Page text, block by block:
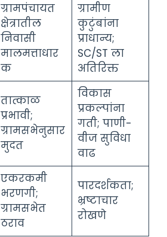
ग्रामपंचायत
क्षेत्रातील
निवासी
मालमत्ताधार
क
ग्रामीण
कुटुंबांना
प्राधान्य;
SC/ST ला
अतिरिक्त
तात्काळ
प्रभावी;
ग्रामसभेनुसार
मुदत
विकास
प्रकल्पांना
गती; पाणी-
वीज सुविधा
वाढ
एकरकमी
भरणगी;
ग्रामसभेत
ठराव
पारदर्शकता;
भ्रष्टाचार
रोखणे